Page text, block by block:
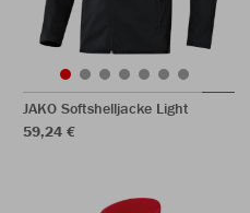
JAKO Softshelljacke Light
59,24 €